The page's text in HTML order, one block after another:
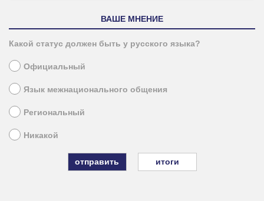
ВАШЕ МНЕНИЕ
Какой статус должен быть у русского языка?
Официальный
Язык межнационального общения
Региональный
Никакой
итоги